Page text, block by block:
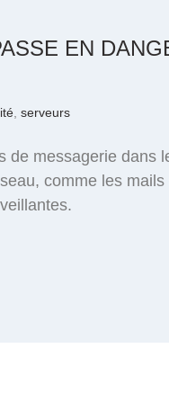
EN
serveurs
de messagerie
comme les